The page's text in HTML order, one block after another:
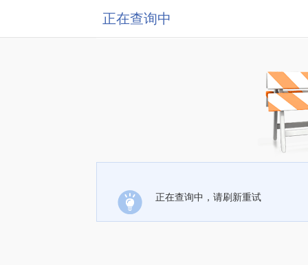
正在查询中
正在查询中，请刷新重试